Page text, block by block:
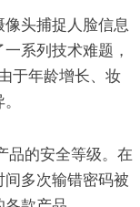
头捕捉人脸信息
系列技术难题，
于年龄增长、妆
品的安全等级。在
多次输错密码被